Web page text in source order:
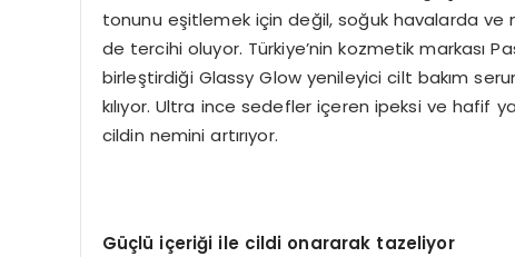
tonunu eşitlemek için değil, soğuk havalarda
de tercihi oluyor. Türkiye’nin kozmetik markası
birleştirdiği Glassy Glow yenileyici cilt bakım
kılıyor. Ultra ince sedefler içeren ipeksi ve hafif
cildin nemini artırıyor.
Güçlü içeriği ile cildi onararak tazeliyor